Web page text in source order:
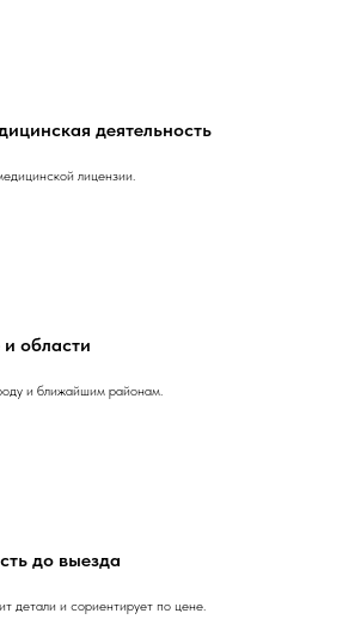
деятельность
лицензии.
области
и ближайшим районам.
до выезда
детали и сориентирует по цене.